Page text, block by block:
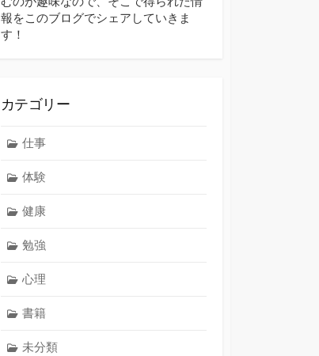
報をこのブログでシェアしていきま
す！
カテゴリー
仕事
体験
健康
勉強
心理
書籍
未分類